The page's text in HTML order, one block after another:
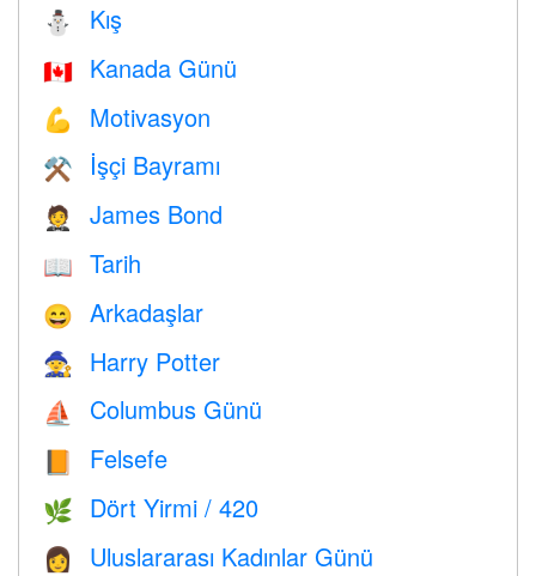
⛄ Kış
🇨🇦 Kanada Günü
💪 Motivasyon
⚒️ İşçi Bayramı
🤵 James Bond
📖 Tarih
😄 Arkadaşlar
🧙 Harry Potter
⛵️ Columbus Günü
📙 Felsefe
🌿 Dört Yirmi / 420
👩 Uluslararası Kadınlar Günü